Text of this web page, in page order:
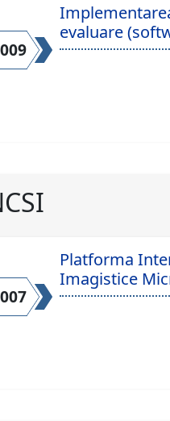
evaluare
Platforma
Imagistice